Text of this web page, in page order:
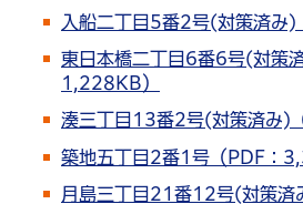
入船二丁目5番2号(対策済み)
東日本橋二丁目6番6号(対策
1,228KB）
湊三丁目13番2号(対策済み)
築地五丁目2番1号（PDF：
月島三丁目21番12号(対策済